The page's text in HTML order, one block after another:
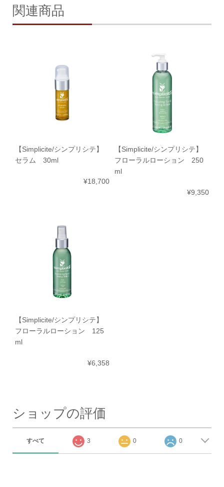
関連商品
【Simplicite/シンプリシテ】
セラム 30ml
¥18,700
【Simplicite/シンプリシテ】
フローラルローション 250
ml
¥9,350
【Simplicite/シンプリシテ】
フローラルローション 125
ml
¥6,358
ショップの評価
すべて 3 0 0